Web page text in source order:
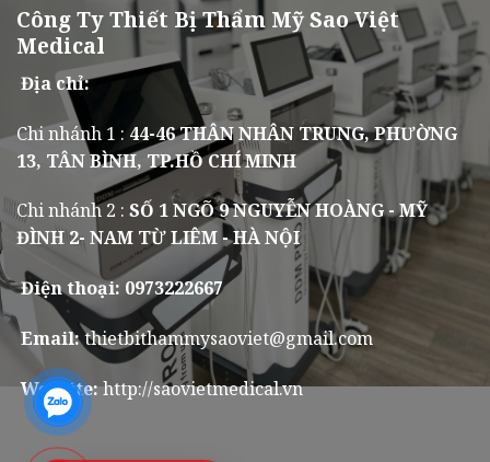
Công Ty Thiết Bị Thẩm Mỹ Sao Việt
Medical
Địa chỉ:
Chi nhánh 1 : 44-46 THÂN NHÂN TRUNG, PHƯỜNG
13, TÂN BÌNH, TP.HỒ CHÍ MINH
Chi nhánh 2 : SỐ 1 NGÕ 9 NGUYỄN HOÀNG - MỸ
ĐÌNH 2- NAM TỪ LIÊM - HÀ NỘI
Điện thoại: 0973222667
Email:thietbithammysaoviet@gmail.com
Website:http://saovietmedical.vn